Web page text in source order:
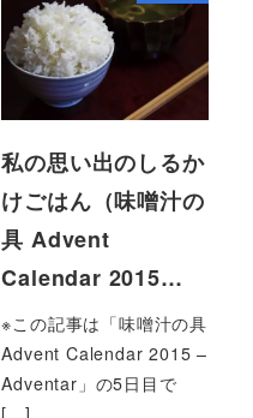
私の思い出のしるか
けごはん（味噌汁の
具 Advent
Calendar 2015…
※この記事は「味噌汁の具
Advent Calendar 2015 –
Adventar」の5日目で
[…]